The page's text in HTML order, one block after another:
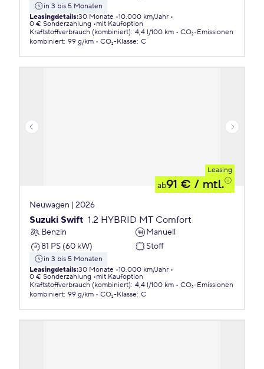
in 3 bis 5 Monaten
Leasingdetails:30 Monate 10.000 km/Jahr
0 € Sonderzahlung
mit Kaufoption
Kraftstoffverbrauch (kombiniert): 4,4 l/100 km
CO₂-Emissionen
kombiniert: 99 g/km CO₂-Klasse: C
Leasing
ab91 € / mtl.
Neuwagen | 2026
Suzuki Swift 1.2 HYBRID MT Comfort
Benzin
Manuell
81 PS (60 kW)
Stoff
in 3 bis 5 Monaten
Leasingdetails:30 Monate 10.000 km/Jahr
0 € Sonderzahlung
mit Kaufoption
Kraftstoffverbrauch (kombiniert): 4,4 l/100 km
CO₂-Emissionen
kombiniert: 99 g/km CO₂-Klasse: C